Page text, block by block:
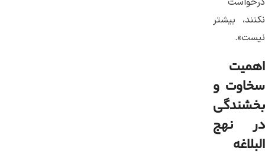
نكنند، بيشتر
نيست».
اهمیت
سخاوت و
بخشندگی
در نهج
البلاغه